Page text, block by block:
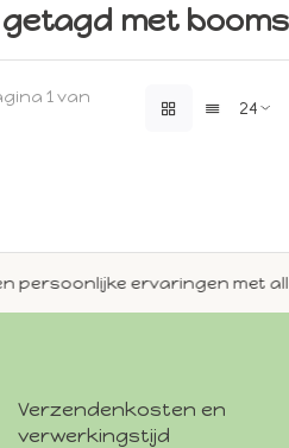
met
1 van
ervaringen met allerlei
Verzendenkosten en
verwerkingstijd